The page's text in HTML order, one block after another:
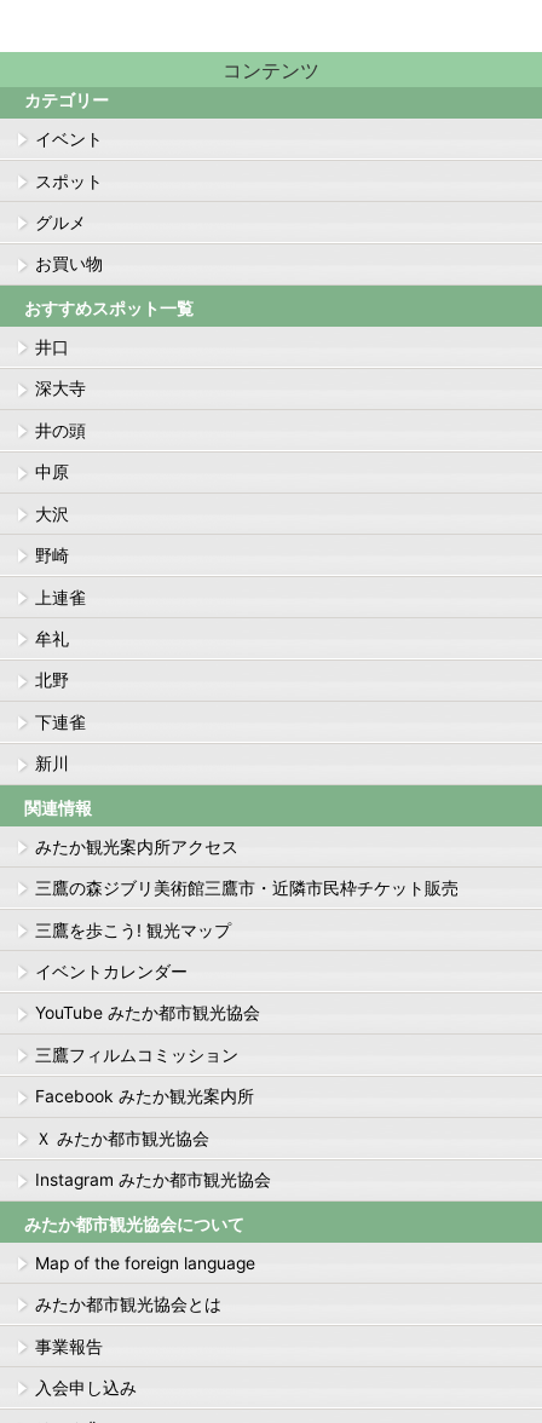
コンテンツ
カテゴリー
イベント
スポット
グルメ
お買い物
おすすめスポット一覧
井口
深大寺
井の頭
中原
大沢
野崎
上連雀
牟礼
北野
下連雀
新川
関連情報
みたか観光案内所アクセス
三鷹の森ジブリ美術館三鷹市・近隣市民枠チケット販売
三鷹を歩こう! 観光マップ
イベントカレンダー
YouTube みたか都市観光協会
三鷹フィルムコミッション
Facebook みたか観光案内所
Ｘ みたか都市観光協会
Instagram みたか都市観光協会
みたか都市観光協会について
Map of the foreign language
みたか都市観光協会とは
事業報告
入会申し込み